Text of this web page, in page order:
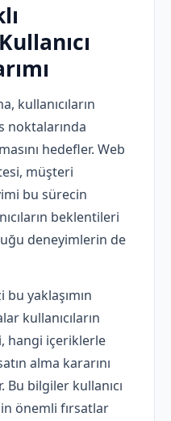
kullanıcıların
noktalarında
hedefler. Web
müşteri
bu sürecin
beklentileri
deneyimlerin de
bu yaklaşımın
kullanıcıların
hangi içeriklerle
alma kararını
Bu bilgiler kullanıcı
önemli fırsatlar